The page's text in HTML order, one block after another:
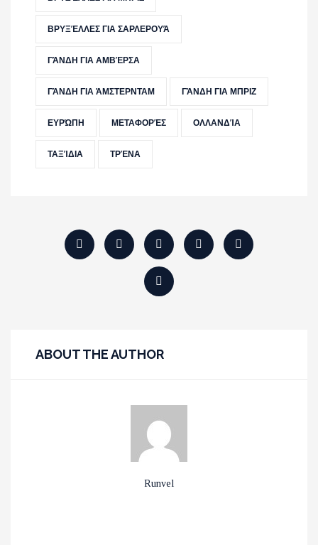
ΒΡΥΞΈΛΛΕΣ ΓΙΑ ΣΑΡΛΕΡΟΥΆ
ΓΆΝΔΗ ΓΙΑ ΑΜΒΈΡΣΑ
ΓΆΝΔΗ ΓΙΑ ΆΜΣΤΕΡΝΤΑΜ ΓΆΝΔΗ ΓΙΑ ΜΠΡΙΖ
ΕΥΡΏΠΗ ΜΕΤΑΦΟΡΈΣ ΟΛΛΑΝΔΊΑ
ΤΑΞΊΔΙΑ ΤΡΈΝΑ
ΣΡΙ ΛΑΝΚΑ
ABOUT THE AUTHOR
Runvel